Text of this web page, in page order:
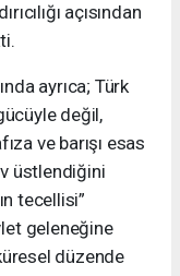
açısından
ayrıca; Türk
değil,
ve barışı esas
üstlendiğini
tecellisi”
geleneğine
düzende